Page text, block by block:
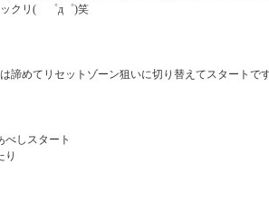
クリ(　゜д゜)笑
諦めてリセットゾーン狙いに切り替えてスタートで
べしスタート
り